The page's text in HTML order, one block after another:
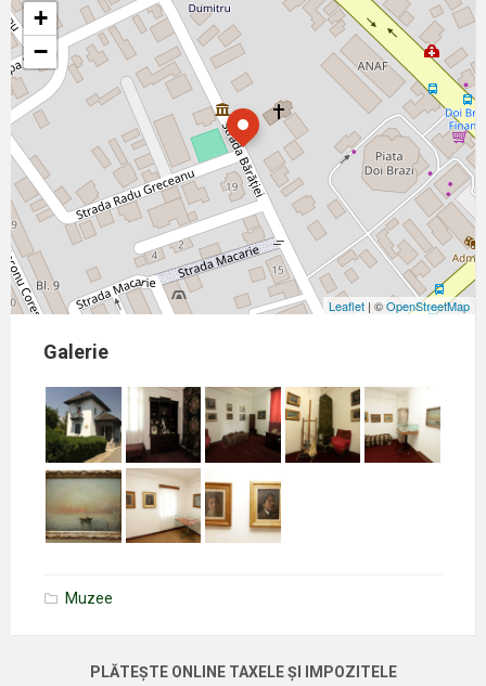
+
−
Leaflet | ©OpenStreetMap
Galerie
Muzee
PLĂTEȘTE ONLINE TAXELE ȘI IMPOZITELE